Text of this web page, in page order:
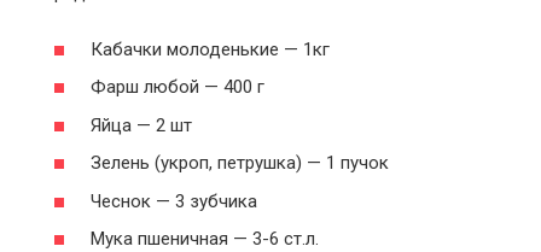
Кабачки молоденькие — 1кг
Фарш любой — 400 г
Яйца — 2 шт
Зелень (укроп, петрушка) — 1 пучок
Чеснок — 3 зубчика
Мука пшеничная — 3-6 ст.л.